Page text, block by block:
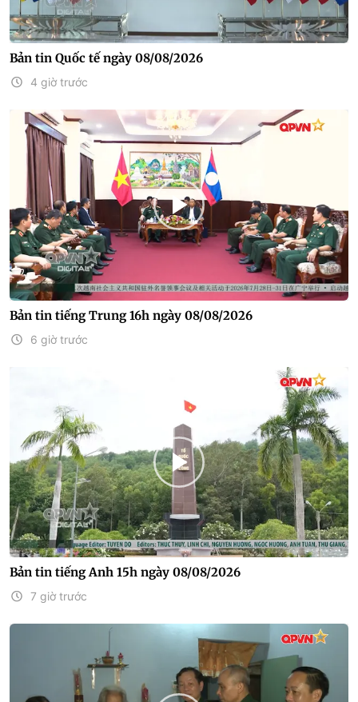
Bản tin Quốc tế ngày 08/08/2026
4 giờ trước
Bản tin tiếng Trung 16h ngày 08/08/2026
6 giờ trước
Bản tin tiếng Anh 15h ngày 08/08/2026
7 giờ trước